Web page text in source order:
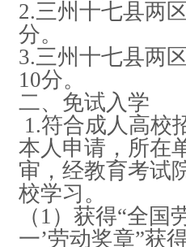
2.三州十七县两
分。
3.三州十七县两
10分。
二、免试入学
1.符合成人高校
本人申请，所在
审，经教育考试
校学习。
（1）获得“全国
一’劳动奖章”获